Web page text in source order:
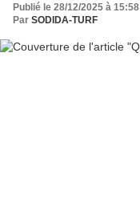
Publié le 28/12/2025 à 15:58
Par SODIDA-TURF